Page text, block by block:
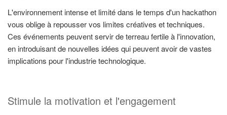
L'environnement intense et limité dans le temps d'un hackathon
vous oblige à repousser vos limites créatives et techniques.
Ces événements peuvent servir de terreau fertile à l'innovation,
en introduisant de nouvelles idées qui peuvent avoir de vastes
implications pour l'industrie technologique.
Stimule la motivation et l'engagement